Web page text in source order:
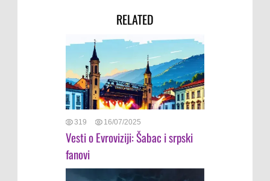
RELATED
319 16/07/2025
Vesti o Evroviziji: Šabac i srpski
fanovi